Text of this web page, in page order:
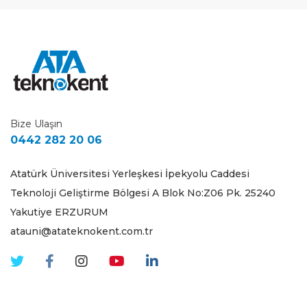
Bize Ulaşın
0442 282 20 06
Atatürk Üniversitesi Yerleşkesi İpekyolu Caddesi
Teknoloji Geliştirme Bölgesi A Blok No:Z06 Pk. 25240
Yakutiye ERZURUM
atauni@atateknokent.com.tr